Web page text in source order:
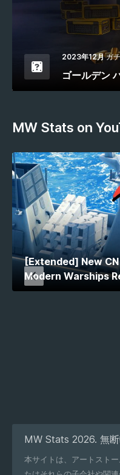
2023年12月 ガ
ゴールデン
MW Stats on
[Extended] New
Modern Warships
MW Stats 2026. 無断
本サイトは、アートスト